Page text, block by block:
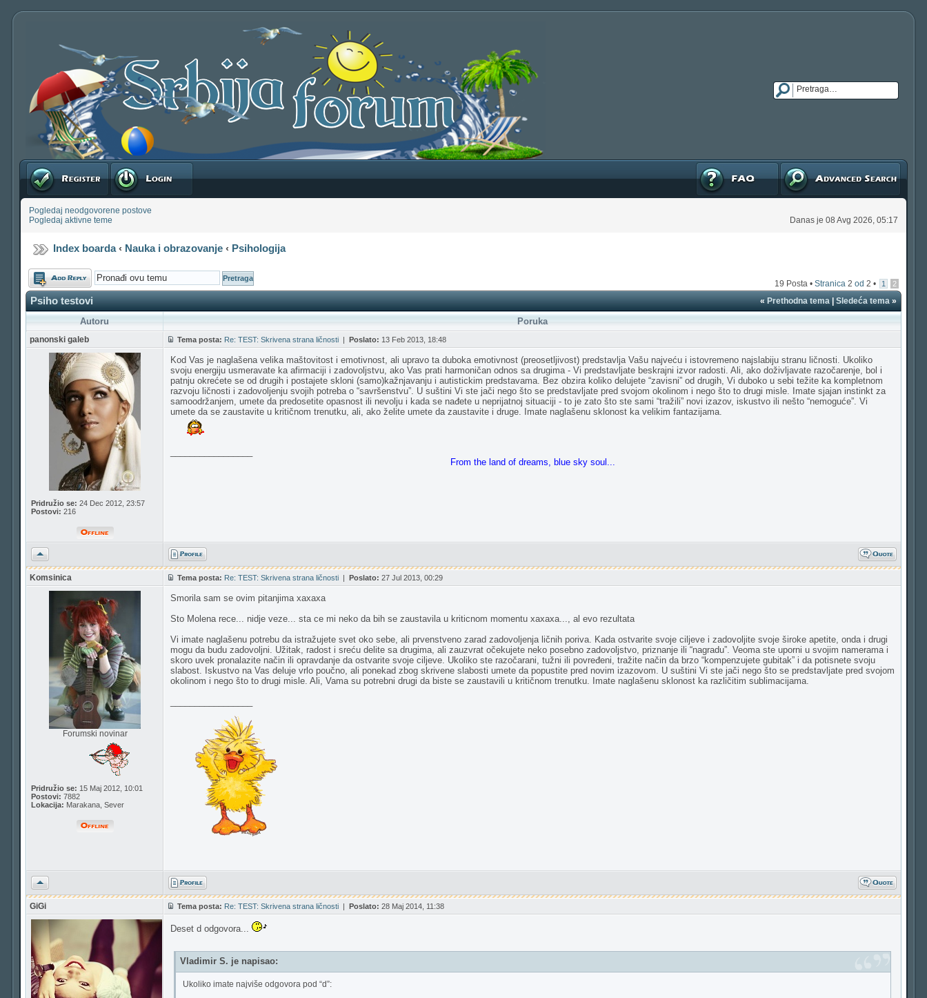
Registruj se Prijavite se Napredna pretraga
FAQ
Pogledaj neodgovorene postove
Pogledaj aktivne teme
Danas je 08 Avg 2026, 05:17
Index boarda‹ Nauka i obrazovanje ‹ Psihologija
Odgovori
19 Posta • Stranica 2 od 2 • 1 2
Psiho testovi «Prethodna tema|Sledeća tema»
Autoru Poruka
panonski galeb Tema posta: Re: TEST: Skrivena strana ličnosti | Poslato: 13 Feb 2013, 18:48
Pridružio se: 24 Dec 2012, 23:57
Postovi: 216
Kod Vas je naglašena velika maštovitost i emotivnost, ali upravo ta duboka emotivnost (preosetljivost) predstavlja Vašu najveću i istovremeno najslabiju stranu ličnosti. Ukoliko
svoju energiju usmeravate ka afirmaciji i zadovoljstvu, ako Vas prati harmoničan odnos sa drugima - Vi predstavljate beskrajni izvor radosti. Ali, ako doživljavate razočarenje, bol i
patnju okrećete se od drugih i postajete skloni (samo)kažnjavanju i autistickim predstavama. Bez obzira koliko delujete “zavisni” od drugih, Vi duboko u sebi težite ka kompletnom
razvoju ličnosti i zadovoljenju svojih potreba o “savršenstvu”. U suštini Vi ste jači nego što se predstavljate pred svojom okolinom i nego što to drugi misle. Imate sjajan instinkt za
samoodržanjem, umete da predosetite opasnost ili nevolju i kada se nađete u neprijatnoj situaciji - to je zato što ste sami “tražili” novi izazov, iskustvo ili nešto “nemoguće”. Vi
umete da se zaustavite u kritičnom trenutku, ali, ako želite umete da zaustavite i druge. Imate naglašenu sklonost ka velikim fantazijama.
From the land of dreams, blue sky soul...
Vrh
Komsinica Tema posta: Re: TEST: Skrivena strana ličnosti | Poslato: 27 Jul 2013, 00:29
Forumski novinar
Pridružio se: 15 Maj 2012, 10:01
Postovi: 7882
Lokacija: Marakana, Sever
Smorila sam se ovim pitanjima xaxaxa
Sto Molena rece... nidje veze... sta ce mi neko da bih se zaustavila u kriticnom momentu xaxaxa..., al evo rezultata
Vi imate naglašenu potrebu da istražujete svet oko sebe, ali prvenstveno zarad zadovoljenja ličnih poriva. Kada ostvarite svoje ciljeve i zadovoljite svoje široke apetite, onda i drugi
mogu da budu zadovoljni. Užitak, radost i sreću delite sa drugima, ali zauzvrat očekujete neko posebno zadovoljstvo, priznanje ili “nagradu”. Veoma ste uporni u svojim namerama i
skoro uvek pronalazite način ili opravdanje da ostvarite svoje ciljeve. Ukoliko ste razočarani, tužni ili povređeni, tražite način da brzo “kompenzujete gubitak” i da potisnete svoju
slabost. Iskustvo na Vas deluje vrlo poučno, ali ponekad zbog skrivene slabosti umete da popustite pred novim izazovom. U suštini Vi ste jači nego što se predstavljate pred svojom
okolinom i nego što to drugi misle. Ali, Vama su potrebni drugi da biste se zaustavili u kritičnom trenutku. Imate naglašenu sklonost ka različitim sublimacijama.
Vrh
GiGi Tema posta: Re: TEST: Skrivena strana ličnosti | Poslato: 28 Maj 2014, 11:38
Deset d odgovora...
Vladimir S. je napisao:
Ukoliko imate najviše odgovora pod “d”: